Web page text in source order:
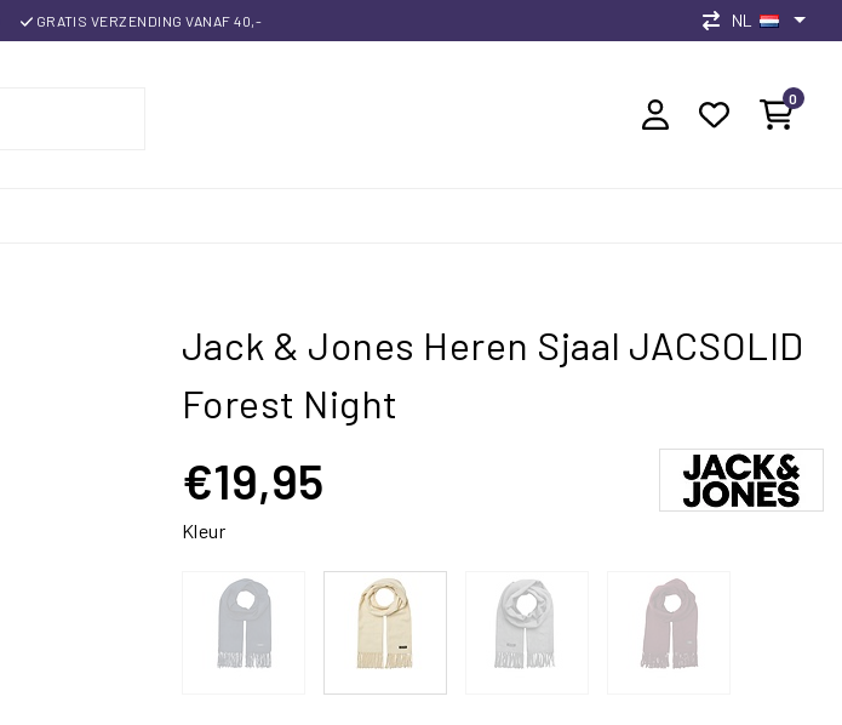
GRATIS VERZENDING VANAF 40,- NL
0
Jack & Jones Heren Sjaal JACSOLID
Forest Night
€19,95
Kleur